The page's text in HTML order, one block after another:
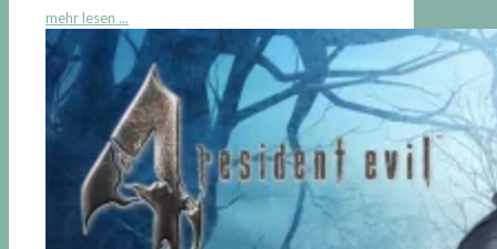
mehr lesen ...